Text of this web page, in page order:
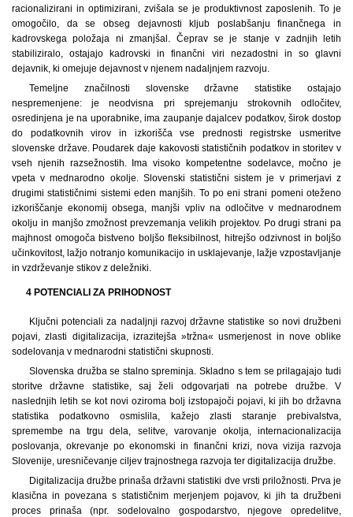
racionalizirani in optimizirani, zvišala se je produktivnost zaposlenih. To je
omogočilo, da se obseg dejavnosti kljub poslabšanju finančnega in
kadrovskega položaja ni zmanjšal. Čeprav se je stanje v zadnjih letih
stabiliziralo, ostajajo kadrovski in finančni viri nezadostni in so glavni
dejavnik, ki omejuje dejavnost v njenem nadaljnjem razvoju.
Temeljne značilnosti slovenske državne statistike ostajajo
nespremenjene: je neodvisna pri sprejemanju strokovnih odločitev,
osredinjena je na uporabnike, ima zaupanje dajalcev podatkov, širok dostop
do podatkovnih virov in izkorišča vse prednosti registrske usmeritve
slovenske države. Poudarek daje kakovosti statističnih podatkov in storitev v
vseh njenih razsežnostih. Ima visoko kompetentne sodelavce, močno je
vpeta v mednarodno okolje. Slovenski statistični sistem je v primerjavi z
drugimi statističnimi sistemi eden manjših. To po eni strani pomeni oteženo
izkoriščanje ekonomij obsega, manjši vpliv na odločitve v mednarodnem
okolju in manjšo zmožnost prevzemanja velikih projektov. Po drugi strani pa
majhnost omogoča bistveno boljšo fleksibilnost, hitrejšo odzivnost in boljšo
učinkovitost, lažjo notranjo komunikacijo in usklajevanje, lažje vzpostavljanje
in vzdrževanje stikov z deležniki.
4 POTENCIALI ZA PRIHODNOST
Ključni potenciali za nadaljnji razvoj državne statistike so novi družbeni
pojavi, zlasti digitalizacija, izrazitejša »tržna« usmerjenost in nove oblike
sodelovanja v mednarodni statistični skupnosti.
Slovenska družba se stalno spreminja. Skladno s tem se prilagajajo tudi
storitve državne statistike, saj želi odgovarjati na potrebe družbe. V
naslednjih letih se kot novi oziroma bolj izstopajoči pojavi, ki jih bo državna
statistika podatkovno osmislila, kažejo zlasti staranje prebivalstva,
spremembe na trgu dela, selitve, varovanje okolja, internacionalizacija
poslovanja, okrevanje po ekonomski in finančni krizi, nova vizija razvoja
Slovenije, uresničevanje ciljev trajnostnega razvoja ter digitalizacija družbe.
Digitalizacija družbe prinaša državni statistiki dve vrsti priložnosti. Prva je
klasična in povezana s statističnim merjenjem pojavov, ki jih ta družbeni
proces prinaša (npr. sodelovalno gospodarstvo, njegove opredelitve,